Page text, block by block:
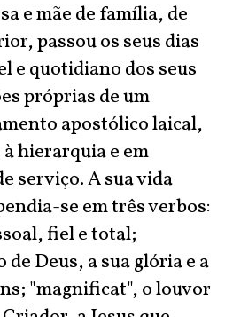
e mãe de família, de
passou os seus dias
e quotidiano dos seus
próprias de um
apostólico laical,
hierarquia e em
serviço. A sua vida
se em três verbos:
fiel e total;
Deus, a sua glória e a
"magnificat", o louvor